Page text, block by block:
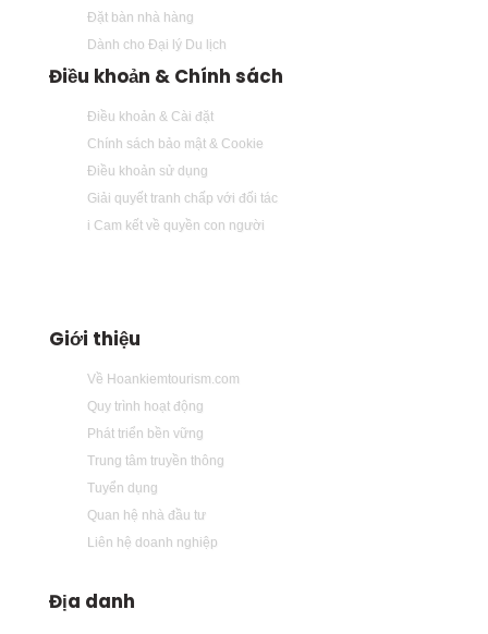
Đặt bàn nhà hàng
Dành cho Đại lý Du lịch
Điều khoản & Chính sách
Điều khoản & Cài đặt
Chính sách bảo mật & Cookie
Điều khoản sử dụng
Giải quyết tranh chấp với đối tác
i Cam kết về quyền con người
Giới thiệu
Về Hoankiemtourism.com
Quy trình hoạt động
Phát triển bền vững
Trung tâm truyền thông
Tuyển dụng
Quan hệ nhà đầu tư
Liên hệ doanh nghiệp
Địa danh